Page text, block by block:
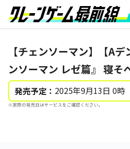
【チェンソーマン】【A
ンソーマン レゼ篇』 寝そ
発売予定： 2025年9月13日 0時
※実際の発売日はサービスをご確認ください。